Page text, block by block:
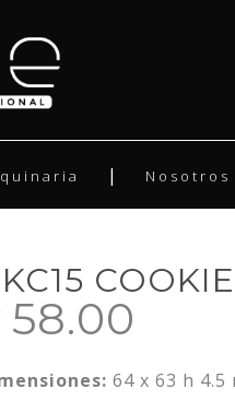
Nosotros
58.00
64 x 63 h 4.5